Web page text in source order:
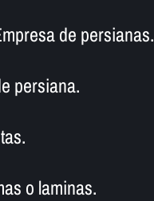
de persianas.
persiana.
o laminas.